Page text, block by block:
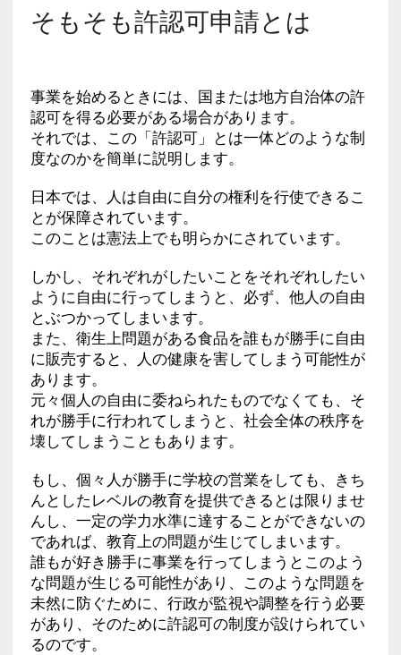
そもそも許認可申請とは
事業を始めるときには、国または地方自治体の許
認可を得る必要がある場合があります。
それでは、この「許認可」とは一体どのような制
度なのかを簡単に説明します。
日本では、人は自由に自分の権利を行使できるこ
とが保障されています。
このことは憲法上でも明らかにされています。
しかし、それぞれがしたいことをそれぞれしたい
ように自由に行ってしまうと、必ず、他人の自由
とぶつかってしまいます。
また、衛生上問題がある食品を誰もが勝手に自由
に販売すると、人の健康を害してしまう可能性が
あります。
元々個人の自由に委ねられたものでなくても、そ
れが勝手に行われてしまうと、社会全体の秩序を
壊してしまうこともあります。
もし、個々人が勝手に学校の営業をしても、きち
んとしたレベルの教育を提供できるとは限りませ
んし、一定の学力水準に達することができないの
であれば、教育上の問題が生じてしまいます。
誰もが好き勝手に事業を行ってしまうとこのよう
な問題が生じる可能性があり、このような問題を
未然に防ぐために、行政が監視や調整を行う必要
があり、そのために許認可の制度が設けられてい
るのです。